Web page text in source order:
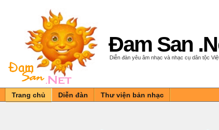
Đam San
Diễn đàn yêu âm nhạc và nhạc cụ dân tộc
Trang chủ Diễn đàn Thư viện bản nhạc